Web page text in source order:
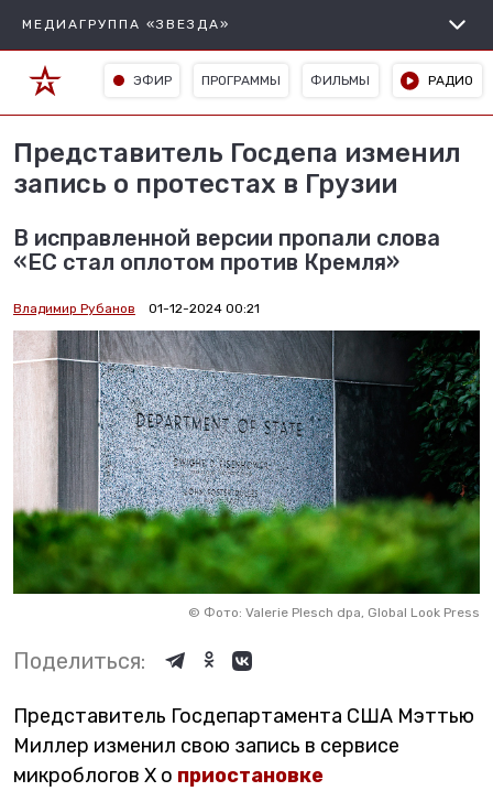
МЕДИАГРУППА «ЗВЕЗДА»
ЭФИР ПРОГРАММЫ ФИЛЬМЫ РАДИО
Представитель Госдепа изменил
запись о протестах в Грузии
В исправленной версии пропали слова
«ЕС стал оплотом против Кремля»
Владимир Рубанов 01-12-2024 00:21
© Фото: Valerie Plesch dpa, Global Look Press
Поделиться:
Представитель Госдепартамента США Мэттью
Миллер изменил свою запись в сервисе
микроблогов X о приостановке